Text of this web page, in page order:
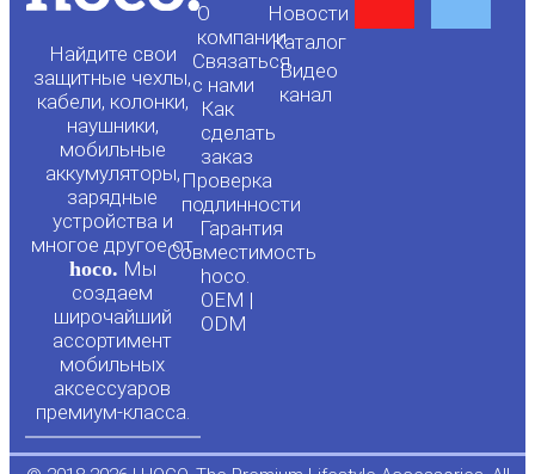
Найдите свои
защитные чехлы,
кабели, колонки,
наушники,
мобильные
аккумуляторы,
зарядные
устройства и
многое другое от
hoco. Мы
создаем
широчайший
ассортимент
мобильных
аксессуаров
премиум-класса.
О
компании
Связаться
с нами
Как
сделать
заказ
Проверка
подлинности
Гарантия
Совместимость
hoco.
OEM |
ODM
Новости
Каталог
Видео
канал